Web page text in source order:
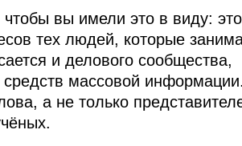
вы имели это в виду: это
тех людей, которые
и делового сообщества,
средств массовой
а не только